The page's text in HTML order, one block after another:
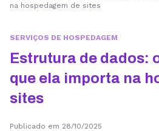
na hospedagem de sites
SERVIÇOS DE HOSPEDAGEM
Estrutura de dados:
que ela importa na
sites
Publicado em 28/10/2025